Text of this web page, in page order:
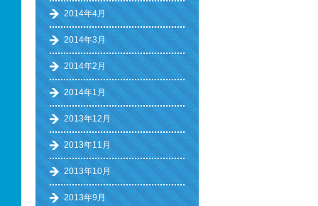
2014年4月
2014年3月
2014年2月
2014年1月
2013年12月
2013年11月
2013年10月
2013年9月